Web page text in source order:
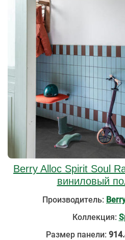
Berry Alloc Spirit Soul
виниловый
Производитель:
Коллекция:
Размер панели: